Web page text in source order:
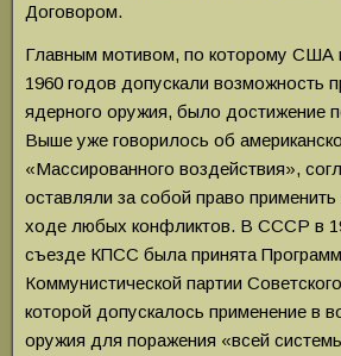
Договором.
Главным мотивом, по которому
1960 годов допускали возможность
ядерного оружия, было достижение
Выше уже говорилось об
«Массированного воздействия»,
оставляли за собой право
ходе любых конфликтов. В СССР в
съезде КПСС была принята
Коммунистической партии
которой допускалось применение в
оружия для поражения «всей